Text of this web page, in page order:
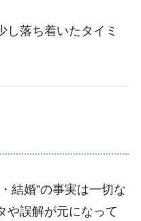
し落ち着いたタイミ
結婚”の事実は一切な
や誤解が元になって